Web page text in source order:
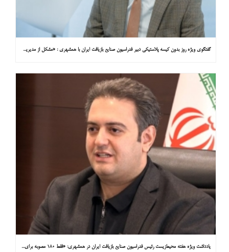
گفتگوی ویژه روز بدون کیسه پلاستیکی دبیر فدراسیون صنایع بازیافت ایران با همشهری : «مشکل از مدیریت پسماند پلاستیکی است، نه کیسه پلاستیکی»
یادداشت ویژه هفته محیط‌زیست رئیس فدراسیون صنایع بازیافت ایران در همشهری: «فقط ۱۸۰ مصوبه برای خارج کردن خودروهای فرسوده از خیابان‌ها»